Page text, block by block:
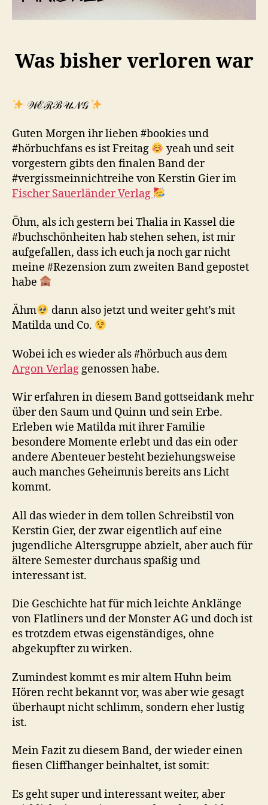
Was bisher verloren war
𝒲ℰℛℬ𝒰𝒩𝒢
Guten Morgen ihr lieben #bookies und
#hörbuchfans es ist Freitag
yeah und seit
vorgestern gibts den finalen Band der
#vergissmeinnichtreihe von Kerstin Gier im
Fischer Sauerländer Verlag
Öhm, als ich gestern bei Thalia in Kassel die
#buchschönheiten hab stehen sehen, ist mir
aufgefallen, dass ich euch ja noch gar nicht
meine #Rezension zum zweiten Band gepostet
habe
Ähm
dann also jetzt und weiter geht’s mit
Matilda und Co.
Wobei ich es wieder als #hörbuch aus dem
Argon Verlag genossen habe.
Wir erfahren in diesem Band gottseidank mehr
über den Saum und Quinn und sein Erbe.
Erleben wie Matilda mit ihrer Familie
besondere Momente erlebt und das ein oder
andere Abenteuer besteht beziehungsweise
auch manches Geheimnis bereits ans Licht
kommt.
All das wieder in dem tollen Schreibstil von
Kerstin Gier, der zwar eigentlich auf eine
jugendliche Altersgruppe abzielt, aber auch für
ältere Semester durchaus spaßig und
interessant ist.
Die Geschichte hat für mich leichte Anklänge
von Flatliners und der Monster AG und doch ist
es trotzdem etwas eigenständiges, ohne
abgekupfter zu wirken.
Zumindest kommt es mir altem Huhn beim
Hören recht bekannt vor, was aber wie gesagt
überhaupt nicht schlimm, sondern eher lustig
ist.
Mein Fazit zu diesem Band, der wieder einen
fiesen Cliffhanger beinhaltet, ist somit:
Es geht super und interessant weiter, aber